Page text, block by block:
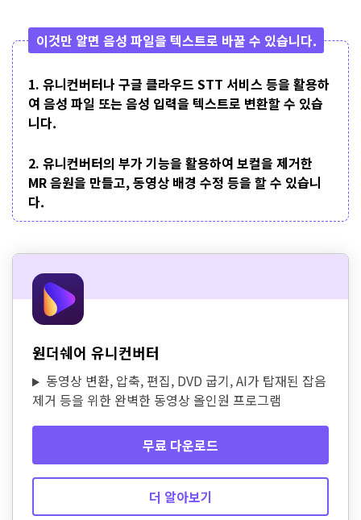
이것만 알면 음성 파일을 텍스트로 바꿀 수 있습니다.
1. 유니컨버터나 구글 클라우드 STT 서비스 등을 활용하
여 음성 파일 또는 음성 입력을 텍스트로 변환할 수 있습
니다.
2. 유니컨버터의 부가 기능을 활용하여 보컬을 제거한
MR 음원을 만들고, 동영상 배경 수정 등을 할 수 있습니
다.
원더쉐어 유니컨버터
동영상 변환, 압축, 편집, DVD 굽기, AI가 탑재된 잡음
제거 등을 위한 완벽한 동영상 올인원 프로그램
무료 다운로드
더 알아보기